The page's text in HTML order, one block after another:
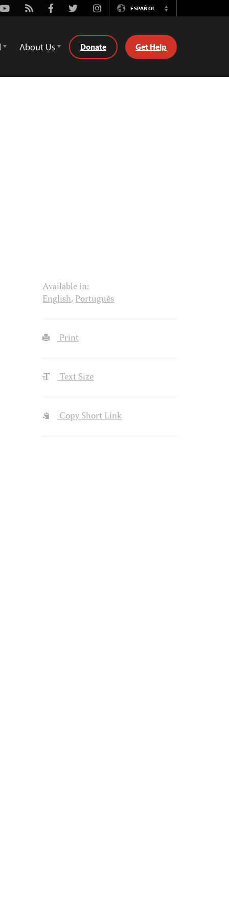
Youtube
Rss FacebookTwitterInstagramESPAÑOL
Switch
About Us Donate Get Help
Available in:
English,Português
Print
Text Size
Copy Short Link